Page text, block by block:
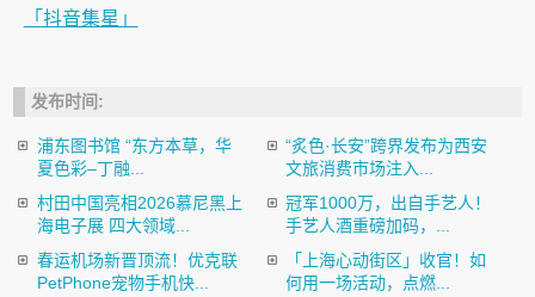
「抖音集星」
发布时间:
浦东图书馆 “东方本草，华
夏色彩–丁融...
“炙色·长安”跨界发布为西安
文旅消费市场注入...
村田中国亮相2026慕尼黑上
海电子展 四大领域...
冠军1000万，出自手艺人！
手艺人酒重磅加码，...
春运机场新晋顶流！优克联
PetPhone宠物手机快...
「上海心动街区」收官！如
何用一场活动，点燃...